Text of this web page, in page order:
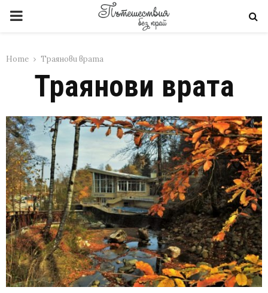
PRIMARY
Home Траянови врата
Траянови врата